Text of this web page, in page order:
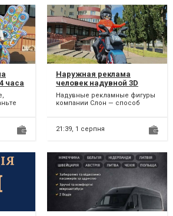
часа
Наружная реклама
человек надувной 3D
копии товаров,
персонажей, животных
Надувные рекламные фигуры
компании Слон — способ
заведение, увеличить
видимость...
21:39, 1 серпня